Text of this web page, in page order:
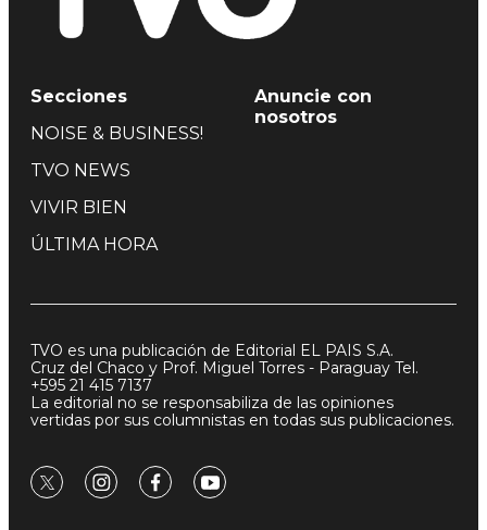
Secciones
NOISE & BUSINESS!
TVO NEWS
VIVIR BIEN
ÚLTIMA HORA
Anuncie con
nosotros
TVO es una publicación de Editorial EL PAIS S.A.
Cruz del Chaco y Prof. Miguel Torres - Paraguay Tel.
+595 21 415 7137
La editorial no se responsabiliza de las opiniones
vertidas por sus columnistas en todas sus publicaciones.
twitterinstagram
facebookyoutube